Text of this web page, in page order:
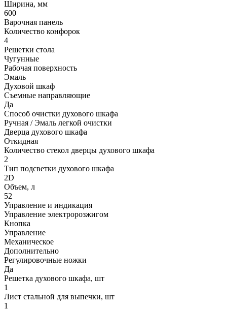
Ширина, мм
600
Варочная панель
Количество конфорок
4
Решетки стола
Чугунные
Рабочая поверхность
Эмаль
Духовой шкаф
Съемные направляющие
Да
Способ очистки духового шкафа
Ручная / Эмаль легкой очистки
Дверца духового шкафа
Откидная
Количество стекол дверцы духового шкафа
2
Тип подсветки духового шкафа
2D
Объем, л
52
Управление и индикация
Управление электророзжигом
Кнопка
Управление
Механическое
Дополнительно
Регулировочные ножки
Да
Решетка духового шкафа, шт
1
Лист стальной для выпечки, шт
1